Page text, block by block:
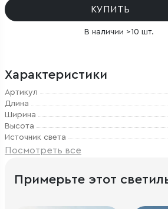
КУПИТЬ
В наличии >10 шт.
Характеристики
Артикул
Длина
Ширина
Высота
Источник света
Посмотреть все
Примерьте этот